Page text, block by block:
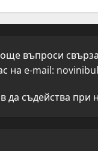
въпроси
на e-mail:
да съдейства при